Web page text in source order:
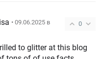
0
• 09.06.2025 в
to glitter at this blog